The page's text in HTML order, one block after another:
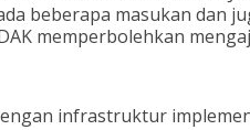
beberapa masukan dan
memperbolehkan
infrastruktur